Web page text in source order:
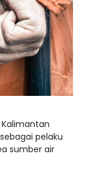
Kalimantan
pelaku
sumber air